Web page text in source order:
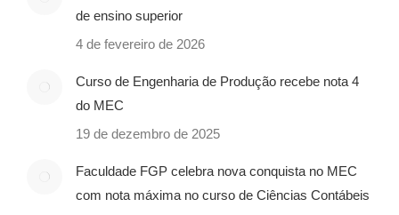
de ensino superior
4 de fevereiro de 2026
Curso de Engenharia de Produção recebe nota 4
do MEC
19 de dezembro de 2025
Faculdade FGP celebra nova conquista no MEC
com nota máxima no curso de Ciências Contábeis